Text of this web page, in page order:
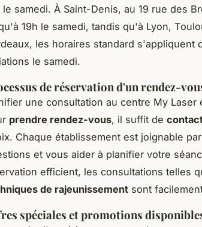
le samedi. À Saint-Denis, au 19 rue des
19h le samedi, tandis qu'à Lyon,
les horaires standard s'appliquent
le samedi.
de réservation d'un rendez-
une consultation au centre My
prendre rendez-vous, il suffit de
Chaque établissement est joignable
et vous aider à planifier votre
efficient, les consultations telles
de rajeunissement sont
spéciales et promotions